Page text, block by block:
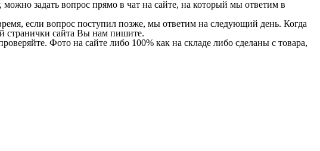
задать вопрос прямо в чат на сайте, на который мы ответим в
если вопрос поступил позже, мы ответим на следующий день. Когда
странички сайта Вы нам пишите.
Фото на сайте либо 100% как на складе либо сделаны с товара,